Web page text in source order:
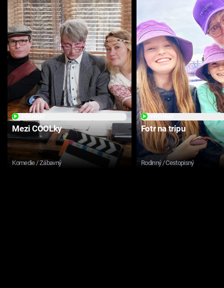
Mezi COOLky
Komedie / Zábavný
Fotr na tripu
Rodinný / Cestopisný